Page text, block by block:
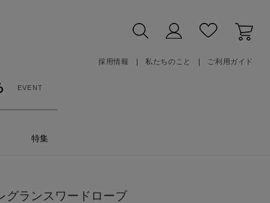
採用情報 私たちのこと ご利用ガイド
EVENT
特集
グランスワードローブ